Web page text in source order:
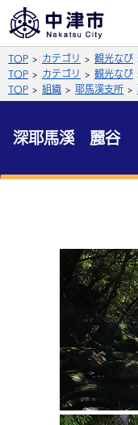
拡大
英語（English）
中国語（繁体字）
公式SNS
サイト内検索
届出・登録・証明
環境・衛生
事業者の方へ
農林水産業
施設情報
手当・助成
相談・支援・情報
観光・移住
遊ぶ・体験する
中津市について
TOP カテゴリ 観光なび
TOP
カテゴリ 観光なび
TOP
組織 耶馬溪支所
深耶馬溪 麗谷